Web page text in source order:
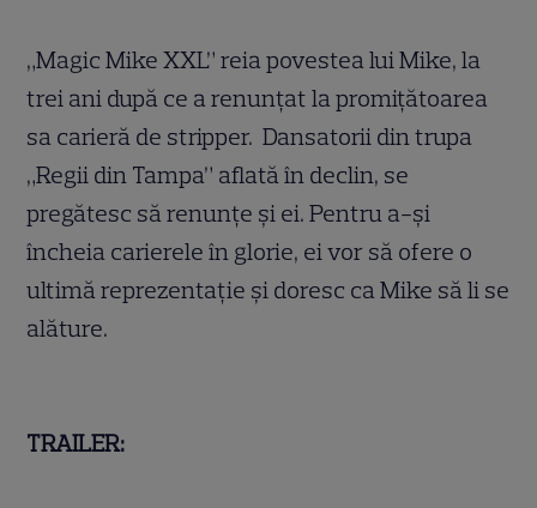
„Magic Mike XXL” reia povestea lui Mike, la
trei ani după ce a renunțat la promițătoarea
sa carieră de stripper. Dansatorii din trupa
„Regii din Tampa” aflată în declin, se
pregătesc să renunțe și ei. Pentru a-și
încheia carierele în glorie, ei vor să ofere o
ultimă reprezentație și doresc ca Mike să li se
alăture.
TRAILER: